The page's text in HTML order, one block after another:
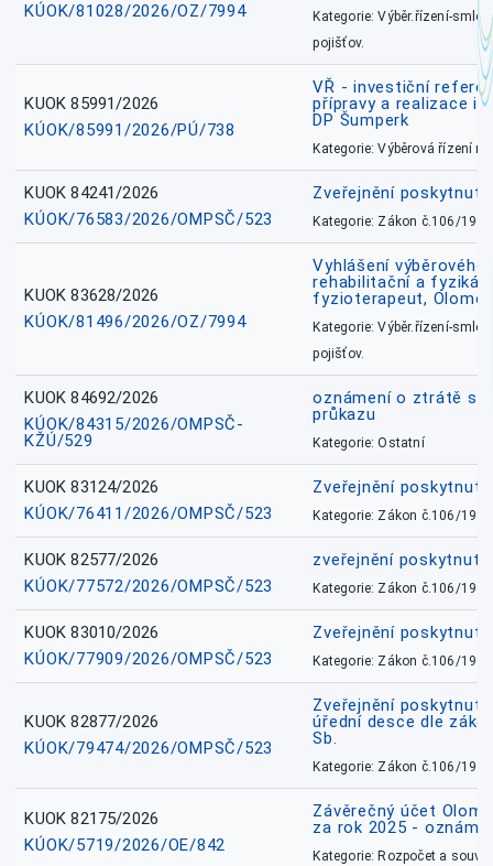
KÚOK/81028/2026/OZ/7994
Kategorie: Výběr.řízení-
pojišťov.
KUOK 85991/2026
KÚOK/85991/2026/PÚ/738
VŘ - investiční
přípravy a realizace
DP Šumperk
Kategorie: Výběrová řízení
KUOK 84241/2026
KÚOK/76583/2026/OMPSČ/523
Zveřejnění
Kategorie: Zákon č.106/1999
KUOK 83628/2026
KÚOK/81496/2026/OZ/7994
Vyhlášení
rehabilitační a
fyzioterapeut,
Kategorie: Výběr.řízení-
pojišťov.
KUOK 84692/2026
KÚOK/84315/2026/OMPSČ-
KŽÚ/529
oznámení o ztrátě
průkazu
Kategorie: Ostatní
KUOK 83124/2026
KÚOK/76411/2026/OMPSČ/523
Zveřejnění
Kategorie: Zákon č.106/1999
KUOK 82577/2026
KÚOK/77572/2026/OMPSČ/523
zveřejnění
Kategorie: Zákon č.106/1999
KUOK 83010/2026
KÚOK/77909/2026/OMPSČ/523
Zveřejnění
Kategorie: Zákon č.106/1999
KUOK 82877/2026
KÚOK/79474/2026/OMPSČ/523
Zveřejnění
úřední desce dle
Sb.
Kategorie: Zákon č.106/1999
KUOK 82175/2026
KÚOK/5719/2026/OE/842
Závěrečný účet
za rok 2025 -
Kategorie: Rozpočet a